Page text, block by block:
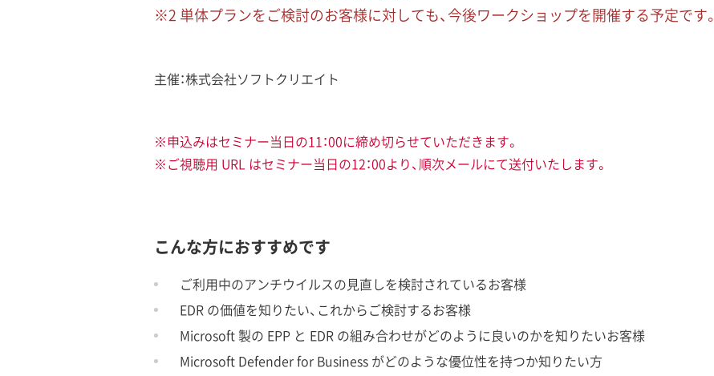
※2 単体プランをご検討のお客様に対しても、今後ワークショップを開催する予定です。
主催：株式会社ソフトクリエイト
※申込みはセミナー当日の11：00に締め切らせていただきます。
※ご視聴用 URL はセミナー当日の12：00より、順次メールにて送付いたします。
こんな方におすすめです
ご利用中のアンチウイルスの見直しを検討されているお客様
EDR の価値を知りたい、これからご検討するお客様
Microsoft 製の EPP と EDR の組み合わせがどのように良いのかを知りたいお客様
Microsoft Defender for Business がどのような優位性を持つか知りたい方